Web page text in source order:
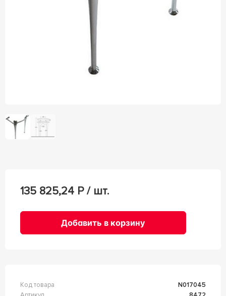
135 825,24 Р / шт.
Добавить в корзину
Код товара
n017045